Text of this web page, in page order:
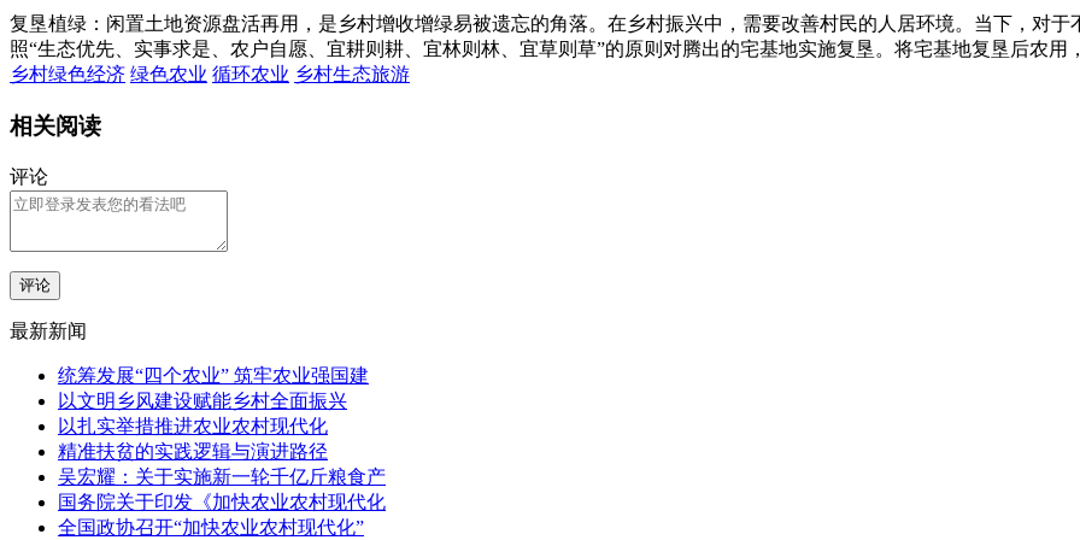
复垦植绿：闲置土地资源盘活再用，是乡村增收增绿易被遗忘的角落。在乡村振兴中，需要改善村民的人居环境。当下，对
照“生态优先、实事求是、农户自愿、宜耕则耕、宜林则林、宜草则草”的原则对腾出的宅基地实施复垦。将宅基地复垦后农用
乡村绿色经济 绿色农业 循环农业 乡村生态旅游
相关阅读
评论
评论
最新新闻
统筹发展“四个农业” 筑牢农业强国建
以文明乡风建设赋能乡村全面振兴
以扎实举措推进农业农村现代化
精准扶贫的实践逻辑与演进路径
吴宏耀：关于实施新一轮千亿斤粮食产
国务院关于印发《加快农业农村现代化
全国政协召开“加快农业农村现代化”